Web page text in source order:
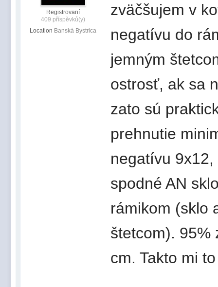
Registrovaní
409 příspěvků(y)
Location Banská Bystrica
zväčšujem v
negatívu do
jemným
ostrosť, ak sa
zato sú
prehnutie
negatívu
spodné AN
rámikom (sklo
štetcom). 95%
cm. Takto mi